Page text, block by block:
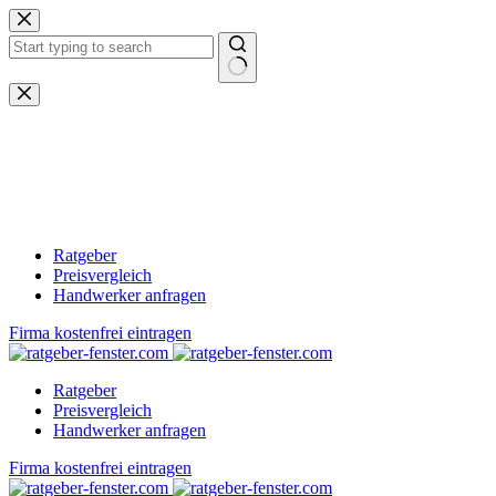
Zum
Inhalt
springen
Keine
Ergebnisse
Ratgeber
Preisvergleich
Handwerker anfragen
Firma kostenfrei eintragen
Ratgeber
Preisvergleich
Handwerker anfragen
Firma kostenfrei eintragen